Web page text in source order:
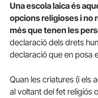
Una escola laica és
opcions religioses i no
més que tenen les
declaració dels drets
declaració que en posa
Quan les criatures (i els
al voltant del fet religiós